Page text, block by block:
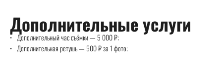
Дополнительные услуги
Дополнительный час съёмки — 5 000 ₽;
Дополнительная ретушь — 500 ₽ за 1 фото;